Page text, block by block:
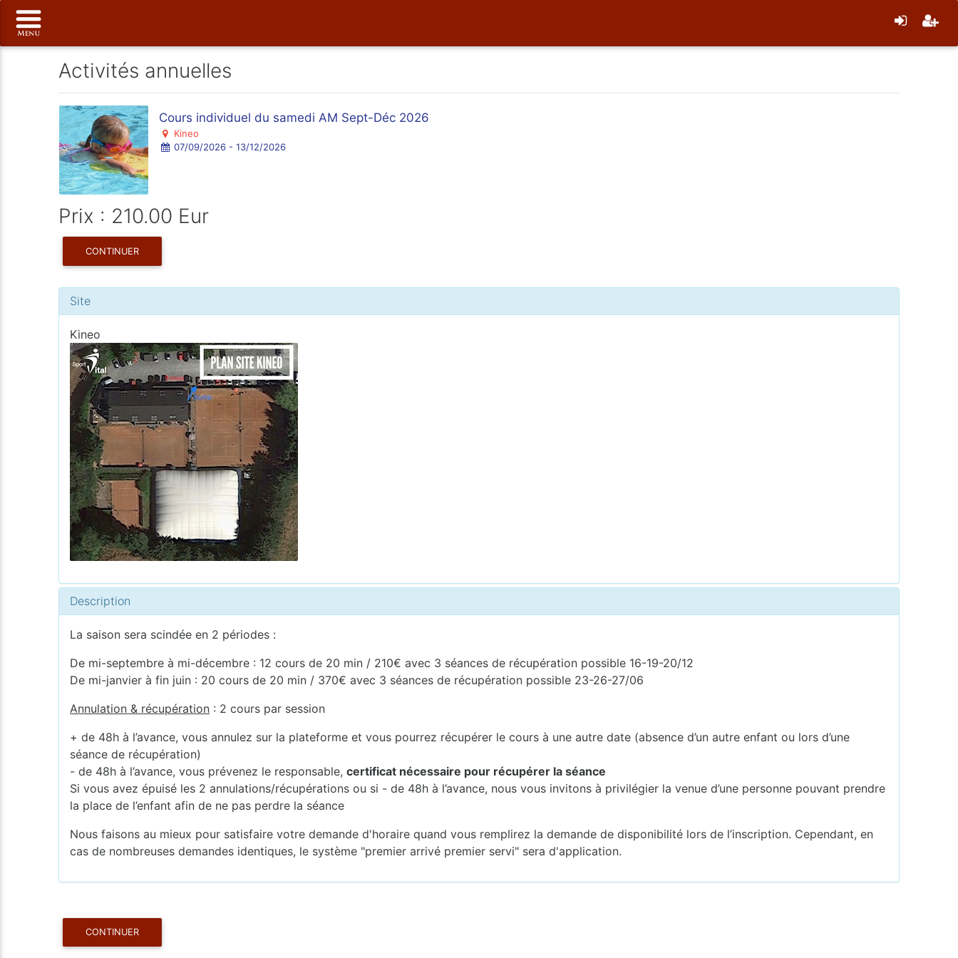
Activités annuelles
Cours individuel du samedi AM Sept-Déc 2026
Kineo
07/09/2026 - 13/12/2026
Prix : 210.00 Eur
CONTINUER
Site
Kineo
Description
La saison sera scindée en 2 périodes :
De mi-septembre à mi-décembre : 12 cours de 20 min / 210€ avec 3 séances de récupération possible 16-19-20/12
De mi-janvier à fin juin : 20 cours de 20 min / 370€ avec 3 séances de récupération possible 23-26-27/06
Annulation & récupération : 2 cours par session
+ de 48h à l’avance, vous annulez sur la plateforme et vous pourrez récupérer le cours à une autre date (absence d’un autre enfant ou lors d’une
séance de récupération)
- de 48h à l’avance, vous prévenez le responsable,certificat nécessaire pour récupérer la séance
Si vous avez épuisé les 2 annulations/récupérations ou si - de 48h à l’avance, nous vous invitons à privilégier la venue d’une personne pouvant prendre
la place de l’enfant afin de ne pas perdre la séance
Nous faisons au mieux pour satisfaire votre demande d'horaire quand vous remplirez la demande de disponibilité lors de l’inscription. Cependant, en
cas de nombreuses demandes identiques, le système "premier arrivé premier servi" sera d'application.
CONTINUER